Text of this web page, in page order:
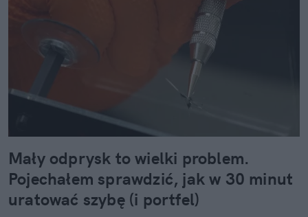
Mały odprysk to wielki problem.
Pojechałem sprawdzić, jak w 30 minut
uratować szybę (i portfel)